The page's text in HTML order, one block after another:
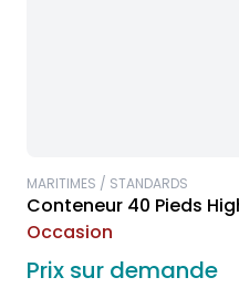
MARITIMES / STANDARDS
Conteneur 40 Pieds
Occasion
Prix sur demande